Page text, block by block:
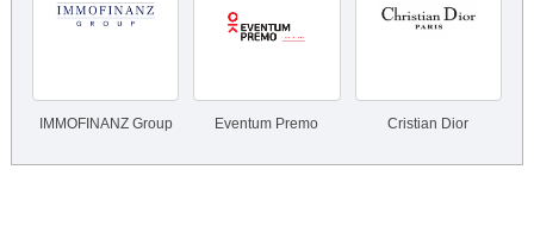
IMMOFINANZ Group Eventum Premo Cristian Dior